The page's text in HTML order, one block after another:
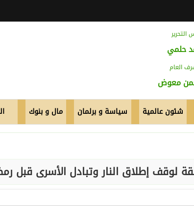
التحرير
حلمي
العام
معوض
شئون عالمية سياسة و برلمان مال و بنوك
لوقف إطلاق النار وتبادل الأسرى قبل